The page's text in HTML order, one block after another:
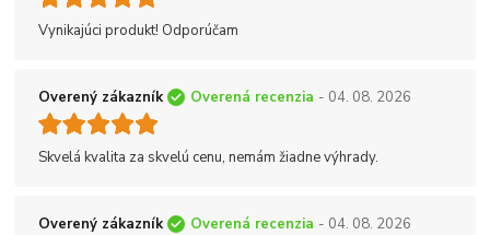
Vynikajúci produkt! Odporúčam
Overený zákazník Overená recenzia - 04. 08. 2026
Skvelá kvalita za skvelú cenu, nemám žiadne výhrady.
Overený zákazník Overená recenzia - 04. 08. 2026